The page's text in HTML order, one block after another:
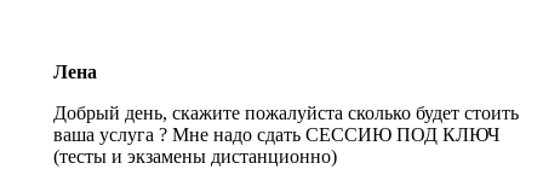
Лена
Добрый день, скажите пожалуйста сколько будет стоить
ваша услуга ? Мне надо сдать СЕССИЮ ПОД КЛЮЧ
(тесты и экзамены дистанционно)